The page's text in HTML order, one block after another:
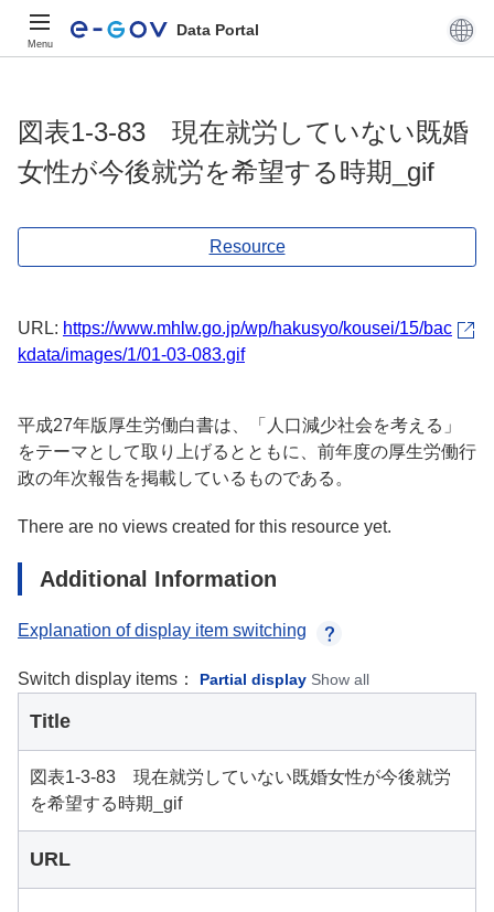
Menu
Data Portal
図表1-3-83 現在就労していない既婚
女性が今後就労を希望する時期_gif
Resource
URL: https://www.mhlw.go.jp/wp/hakusyo/kousei/15/bac
kdata/images/1/01-03-083.gif
平成27年版厚生労働白書は、「人口減少社会を考える」
をテーマとして取り上げるとともに、前年度の厚生労働行
政の年次報告を掲載しているものである。
There are no views created for this resource yet.
Additional Information
Explanation of display item switching
Switch display items： Partial display Show all
Title
図表1-3-83 現在就労していない既婚女性が今後就労
を希望する時期_gif
URL